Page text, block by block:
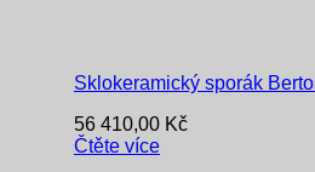
Sklokeramický sporák
56 410,00 Kč
Čtěte více